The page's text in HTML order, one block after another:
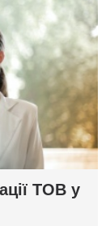
ТОВ у